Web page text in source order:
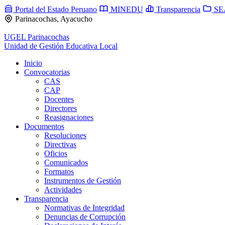
Portal del Estado Peruano MINEDU Transparencia
Parinacochas, Ayacucho
UGEL Parinacochas
Unidad de Gestión Educativa Local
Inicio
Convocatorias
CAS
CAP
Docentes
Directores
Reasignaciones
Documentos
Resoluciones
Directivas
Oficios
Comunicados
Formatos
Instrumentos de Gestión
Actividades
Transparencia
Normativas de Integridad
Denuncias de Corrupción